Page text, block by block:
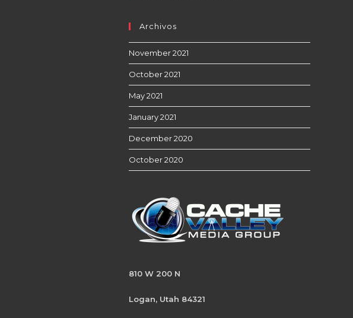
Archivos
November 2021
October 2021
May 2021
January 2021
December 2020
October 2020
810 W 200 N
Logan, Utah 84321